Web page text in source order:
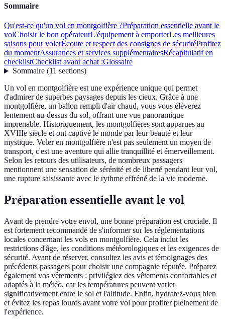
Sommaire
Qu'est-ce qu'un vol en montgolfière ?Préparation essentielle avant le
volChoisir le bon opérateurL'équipement à emporterLes meilleures
saisons pour volerÉcoute et respect des consignes de sécuritéProfitez
du momentAssurances et services supplémentairesRécapitulatif en
checklistChecklist avant achat :Glossaire
Sommaire(11 sections)
Un vol en montgolfière est une expérience unique qui permet
d'admirer de superbes paysages depuis les cieux. Grâce à une
montgolfière, un ballon rempli d'air chaud, vous vous élèverez
lentement au-dessus du sol, offrant une vue panoramique
imprenable. Historiquement, les montgolfières sont apparues au
XVIIIe siècle et ont captivé le monde par leur beauté et leur
mystique. Voler en montgolfière n'est pas seulement un moyen de
transport, c'est une aventure qui allie tranquillité et émerveillement.
Selon les retours des utilisateurs, de nombreux passagers
mentionnent une sensation de sérénité et de liberté pendant leur vol,
une rupture saisissante avec le rythme effréné de la vie moderne.
Préparation essentielle avant le vol
Avant de prendre votre envol, une bonne préparation est cruciale. Il
est fortement recommandé de s'informer sur les réglementations
locales concernant les vols en montgolfière. Cela inclut les
restrictions d'âge, les conditions météorologiques et les exigences de
sécurité. Avant de réserver, consultez les avis et témoignages des
précédents passagers pour choisir une compagnie réputée. Préparez
également vos vêtements : privilégiez des vêtements confortables et
adaptés à la météo, car les températures peuvent varier
significativement entre le sol et l'altitude. Enfin, hydratez-vous bien
et évitez les repas lourds avant votre vol pour profiter pleinement de
l'expérience.